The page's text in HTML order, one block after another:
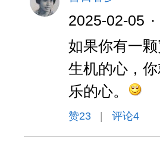
2025-02-05 ·
如果你有一
生机的心，
乐的心。
赞23 评论4